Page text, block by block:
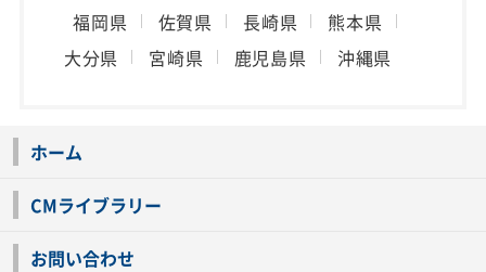
福岡県 佐賀県 長崎県
熊本県
大分県
宮崎県 鹿児島県 沖縄県
ホーム
CMライブラリー
お問い合わせ